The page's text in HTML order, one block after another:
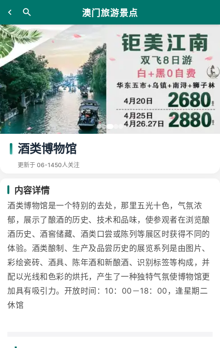
澳门旅游景点
酒类博物馆
更新于 06-1450人关注
内容详情
酒类博物馆是一个特别的去处，那里五光十色，气氛浓
郁，展示了酿酒的历史、技术和品味，使参观者在浏览酿
酒历史、酒窖储藏、酒类口尝或陈列等展区时获得不同的
体验。酒类酿制、生产及品尝历史的展览系列是由图片、
彩绘瓷砖、酒具、陈年酒和新酿酒、识别标签等构成，并
配以光线和色彩的烘托，产生了一种独特气氛使博物馆更
加具有吸引力。开放时间：10：00－18：00，逢星期二
休馆